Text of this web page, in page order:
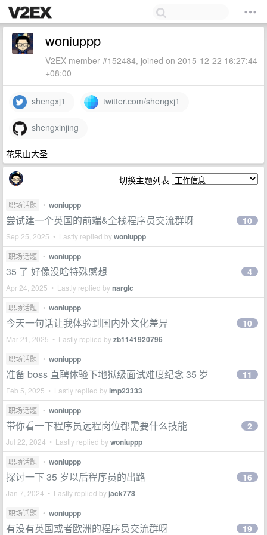
woniuppp
V2EX member #152484, joined on 2015-12-22 16:27:44
+08:00
shengxj1 twitter.com/shengxj1
shengxinjing
花果山大圣
切换主题列表
职场话题 • woniuppp
尝试建一个英国的前端&全栈程序员交流群呀
Sep 25, 2025 • Lastly replied bywoniuppp
10
职场话题 • woniuppp
35 了 好像没啥特殊感想
Apr 24, 2025 • Lastly replied bynarglc
4
职场话题 • woniuppp
今天一句话让我体验到国内外文化差异
Mar 21, 2025 • Lastly replied byzb1141920796
10
职场话题 • woniuppp
准备 boss 直聘体验下地狱级面试难度纪念 35 岁
Feb 5, 2025 • Lastly replied byimp23333
11
职场话题 • woniuppp
带你看一下程序员远程岗位都需要什么技能
Jul 22, 2024 • Lastly replied bywoniuppp
2
职场话题 • woniuppp
探讨一下 35 岁以后程序员的出路
Jan 7, 2024 • Lastly replied by jack778
16
职场话题 • woniuppp
有没有英国或者欧洲的程序员交流群呀 19